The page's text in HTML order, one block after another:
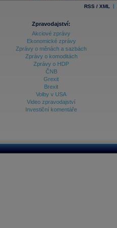
RSS / XML |
Zpravodajství:
Akciové zprávy
Ekonomické zprávy
Zprávy o měnách a sazbách
Zprávy o komoditách
Zprávy o HDP
ČNB
Grexit
Brexit
Volby v USA
Video zpravodajství
Investiční komentáře